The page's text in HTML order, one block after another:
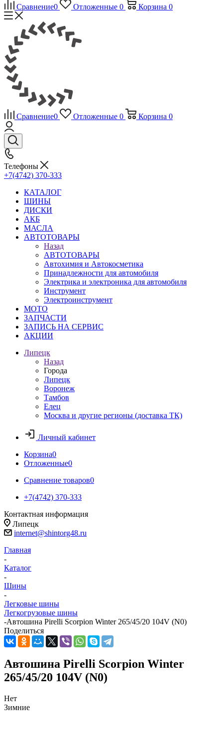
Сравнение0 Отложенные 0 Корзина 0
Сравнение0 Отложенные 0 Корзина 0
Телефоны
+7(4742) 370-333
КАТАЛОГ
ШИНЫ
ДИСКИ
АКБ
МАСЛА
АВТОТОВАРЫ
Назад
АВТОТОВАРЫ
Автохимия и Автокосметика
Принадлежности для автомобиля
Электрика и электроника для автомобиля
Инструмент
Электроинструмент
МОТО
ЗАПЧАСТИ
ЗАПИСЬ НА СЕРВИС
АКЦИИ
Липецк
Назад
Города
Липецк
Воронеж
Тамбов
Елец
Москва и другие регионы (доставка ТК)
Личный кабинет
Корзина0
Отложенные0
Сравнение товаров0
+7(4742) 370-333
Контактная информация
Липецк
internet@shintorg48.ru
Главная
-
Каталог
-
Шины
-
Легковые шины
Легкогрузовые шины
-Автошина Pirelli Scorpion Winter 265/45/20 104V (N0)
Поделиться
Автошина Pirelli Scorpion Winter
265/45/20 104V (N0)
Нет
Зимние